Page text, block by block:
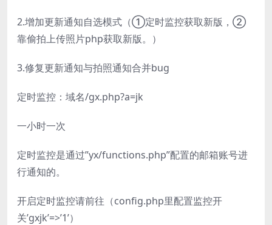
2.增加更新通知自选模式（①定时监控获取新版，②
靠偷拍上传照片php获取新版。）
3.修复更新通知与拍照通知合并bug
定时监控：域名/gx.php?a=jk
一小时一次
定时监控是通过”yx/functions.php”配置的邮箱账号进
行通知的。
开启定时监控请前往（config.php里配置监控开
关’gxjk’=>’1’）